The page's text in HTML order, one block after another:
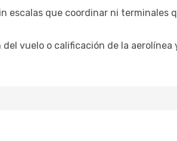
escalas que coordinar ni terminales
vuelo o calificación de la aerolínea